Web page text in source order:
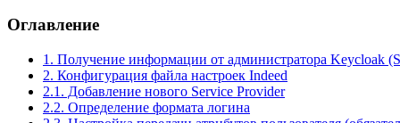
Оглавление
1. Получение информации от администратора Keycloak
2. Конфигурация файла настроек Indeed
2.1. Добавление нового Service Provider
2.2. Определение формата логина